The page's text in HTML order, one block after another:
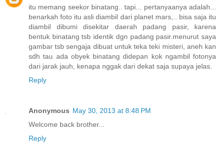
itu memang seekor binatang.. tapi... pertanyaanya adalah...
benarkah foto itu asli diambil dari planet mars,.. bisa saja itu
diambil dibumi disekitar daerah padang pasir, karena
bentuk binatang tsb identik dgn padang pasir.menurut saya
gambar tsb sengaja dibuat untuk teka teki misteri, aneh kan
sdh tau ada obyek binatang didepan kok ngambil fotonya
dari jarak jauh, kenapa nggak dari dekat saja supaya jelas.
Reply
Anonymous May 30, 2013 at 8:48 PM
Welcome back brother...
Reply